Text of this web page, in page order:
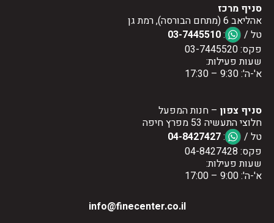
סניף מרכז
אהליאב 6 (מתחם הבורסה), רמת גן
טל /
:
03-7445510
פקס: 03-7445520
שעות פעילות:
א'-ה': 9:30 – 17:30
סניף צפון – חנות המפעל
חלוצי התעשיה 53 מפרץ חיפה
טל /
:
04-8427427
פקס: 04-8427428
שעות פעילות:
א'-ה': 9:00 – 17:00
info@finecenter.co.il